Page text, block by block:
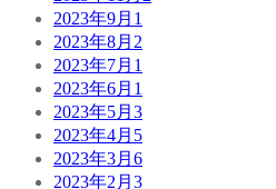
2023年9月 1
2023年8月 2
2023年7月 1
2023年6月 1
2023年5月 3
2023年4月 5
2023年3月 6
2023年2月 3